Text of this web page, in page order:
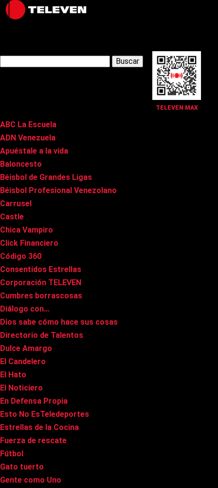
TELEVEN MAX
Latest Posts
ABC La Escuela
ADN Venezuela
Apuéstale a la vida
Baloncesto
Béisbol de Grandes Ligas
Béisbol Profesional Venezolano
Carrusel
Castle
Chica Vampiro
Click Financiero
Código 360
Consentidos Estrellas
Corporación TELEVEN
Cumbres borrascosas
Diálogo con…
Dios sabe cómo hace sus cosas
Directorio de Talentos
Dulce Amargo
El Candelero
El Hato
El Noticiero
En Defensa Propia
Esto No EsTeledeportes
Estrellas de la Cocina
Fuerza de rescate
Fútbol
Gato tuerto
Gente como Uno